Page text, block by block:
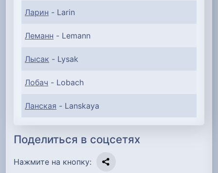
Ларин - Larin
Леманн - Lemann
Лысак - Lysak
Лобач - Lobach
Ланская - Lanskaya
Поделиться в соцсетях
Нажмите на кнопку: